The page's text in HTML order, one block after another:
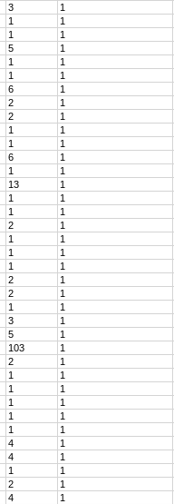
3
1
1
1
1
1
5
1
1
1
1
1
6
1
2
1
2
1
1
1
1
1
6
1
1
1
13
1
1
1
1
1
2
1
1
1
1
1
1
1
2
1
2
1
1
1
3
1
5
1
103
1
2
1
1
1
1
1
1
1
1
1
1
1
4
1
4
1
1
1
2
1
4
1